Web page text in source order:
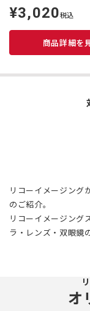
定
価
¥3,020税込
商品詳細を
リコーイメージング
のご紹介。
リコーイメージング
ラ・レンズ・双眼鏡
オ